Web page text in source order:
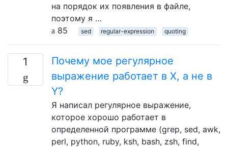
на порядок их появления в файле,
поэтому я …
85
sed regular-expression quoting
1
Почему мое регулярное
выражение работает в X, а не в
Y?
Я написал регулярное выражение,
которое хорошо работает в
определенной программе (grep, sed, awk,
perl, python, ruby, ksh, bash, zsh, find,